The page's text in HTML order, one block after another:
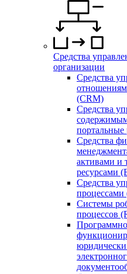
Средства
организации
Средства
(CRM)
Средства
Средства
активами и
ресурсами
Средства
Системы
процессов